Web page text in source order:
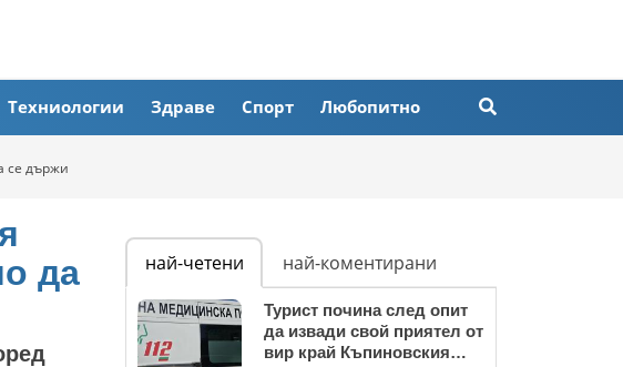
Техниологии Здраве Спорт Любопитно
се държи
да
най-четени най-коментирани
Турист почина след опит
да извади свой приятел от
вир край Къпиновския